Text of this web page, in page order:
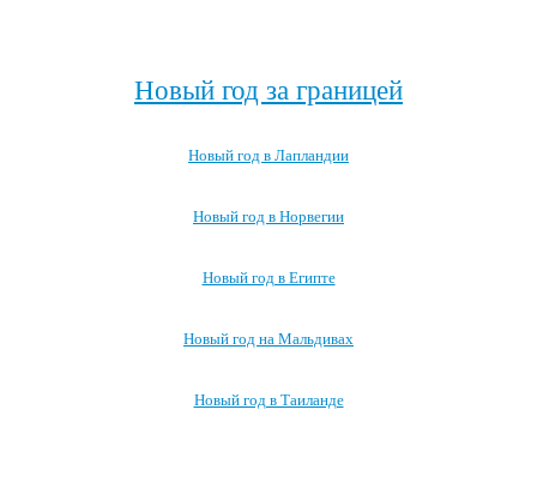
Новый год за границей
Новый год в Лапландии
Новый год в Норвегии
Новый год в Египте
Новый год на Мальдивах
Новый год в Таиланде